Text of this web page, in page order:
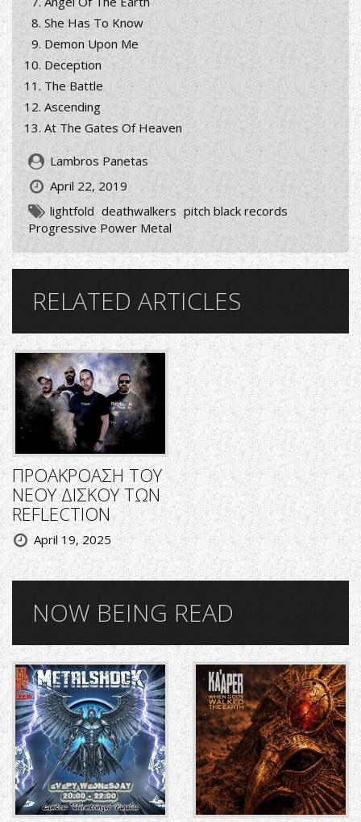
She Has To Know
Demon Upon Me
Deception
The Battle
Ascending
At The Gates Of Heaven
Lambros Panetas
April 22, 2019
lightfold deathwalkers pitch black records
Progressive Power Metal
RELATED ARTICLES
ΠΡΟΑΚΡΟΑΣΗ ΤΟΥ
ΝΕΟΥ ΔΙΣΚΟΥ ΤΩΝ
REFLECTION
April 19, 2025
NOW BEING READ